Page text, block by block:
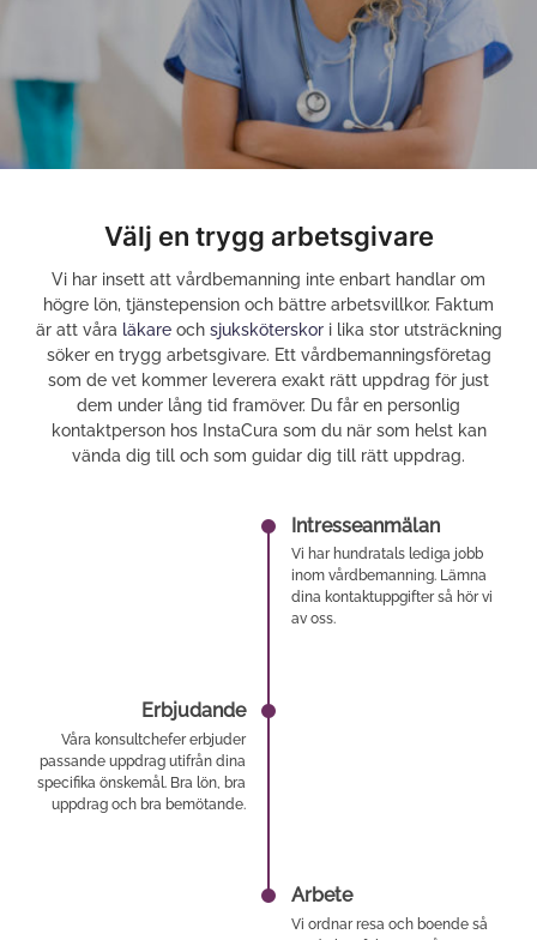
Välj en trygg arbetsgivare
Vi har insett att vårdbemanning inte enbart handlar om
högre lön, tjänstepension och bättre arbetsvillkor. Faktum
är att våra läkareoch sjuksköterskori lika stor utsträckning
söker en trygg arbetsgivare. Ett vårdbemanningsföretag
som de vet kommer leverera exakt rätt uppdrag för just
dem under lång tid framöver. Du får en personlig
kontaktperson hos InstaCura som du när som helst kan
vända dig till och som guidar dig till rätt uppdrag.
Intresseanmälan
Vi har hundratals lediga jobb
inom vårdbemanning. Lämna
dina kontaktuppgifter så hör vi
av oss.
Erbjudande
Våra konsultchefer erbjuder
passande uppdrag utifrån dina
specifika önskemål. Bra lön, bra
uppdrag och bra bemötande.
Arbete
Vi ordnar resa och boende så